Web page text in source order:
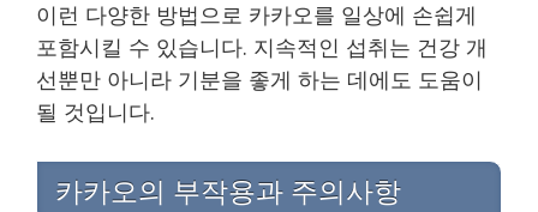
이런 다양한 방법으로 카카오를 일상에 손쉽게
포함시킬 수 있습니다. 지속적인 섭취는 건강 개
선뿐만 아니라 기분을 좋게 하는 데에도 도움이
될 것입니다.
카카오의 부작용과 주의사항